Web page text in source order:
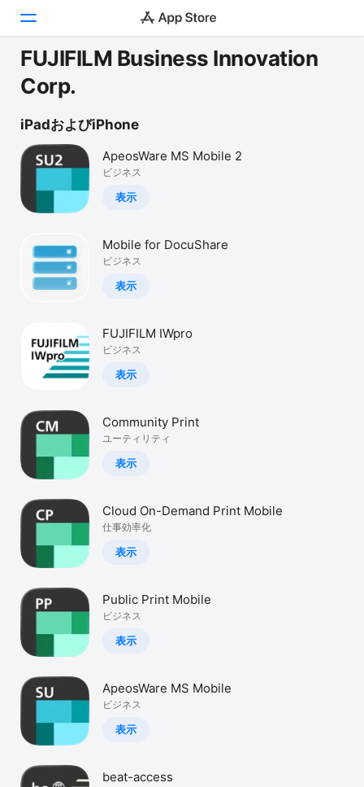
Today
ゲーム
アプリ
検索
プラットフォーム
iPhone
Vision
Watch
FUJIFILM Business Innovation
Corp.
iPadおよびiPhone
ApeosWare MS Mobile 2
ビジネス
表示
Mobile for DocuShare
ビジネス
表示
FUJIFILM IWpro
ビジネス
表示
Community Print
ユーティリティ
表示
Cloud On-Demand Print Mobile
仕事効率化
表示
Public Print Mobile
ビジネス
表示
ApeosWare MS Mobile
ビジネス
表示
beat-access